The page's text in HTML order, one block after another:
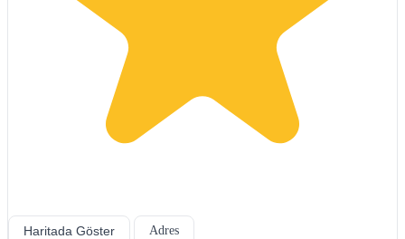
Haritada Göster Adres